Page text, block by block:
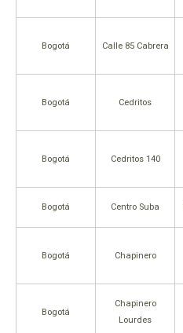
Bogotá Calle 85 Cabrera
Bogotá Cedritos
Bogotá Cedritos 140
Bogotá Centro Suba
Bogotá Chapinero
Bogotá
Chapinero
Lourdes